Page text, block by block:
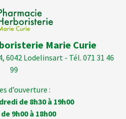
Marie Curie
6042 Lodelinsart - Tél. 071 31 46
99
d’ouverture :
de 8h30 à 19h00
9h00 à 18h00